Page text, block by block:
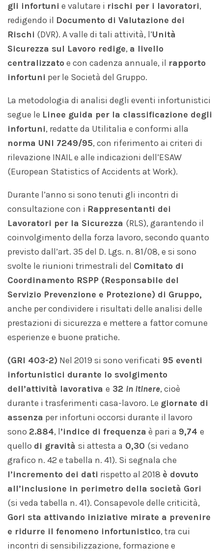
gli infortuni e valutare i rischi per i lavoratori,
redigendo il Documento di Valutazione dei
Rischi (DVR). A valle di tali attività, l’Unità
Sicurezza sul Lavoro redige, a livello
centralizzato e con cadenza annuale, il rapporto
infortuni per le Società del Gruppo.
La metodologia di analisi degli eventi infortunistici
segue le Linee guida per la classificazione degli
infortuni, redatte da Utilitalia e conformi alla
norma UNI 7249/95, con riferimento ai criteri di
rilevazione INAIL e alle indicazioni dell’ESAW
(European Statistics of Accidents at Work).
Durante l’anno si sono tenuti gli incontri di
consultazione con i Rappresentanti dei
Lavoratori per la Sicurezza (RLS), garantendo il
coinvolgimento della forza lavoro, secondo quanto
previsto dall’art. 35 del D. Lgs. n. 81/08, e si sono
svolte le riunioni trimestrali del Comitato di
Coordinamento RSPP (Responsabile del
Servizio Prevenzione e Protezione) di Gruppo,
anche per condividere i risultati delle analisi delle
prestazioni di sicurezza e mettere a fattor comune
esperienze e buone pratiche.
(GRI 403-2) Nel 2019 si sono verificati 95 eventi
infortunistici durante lo svolgimento
dell’attività lavorativa e 32 in itinere, cioè
durante i trasferimenti casa-lavoro. Le giornate di
assenza per infortuni occorsi durante il lavoro
sono 2.884, l’indice di frequenza è pari a 9,74 e
quello di gravità si attesta a 0,30 (si vedano
grafico n. 42 e tabella n. 41). Si segnala che
l’incremento dei dati rispetto al 2018 è dovuto
all’inclusione in perimetro della società Gori
(si veda tabella n. 41). Consapevole delle criticità,
Gori sta attivando iniziative mirate a prevenire
e ridurre il fenomeno infortunistico, tra cui
incontri di sensibilizzazione, formazione e